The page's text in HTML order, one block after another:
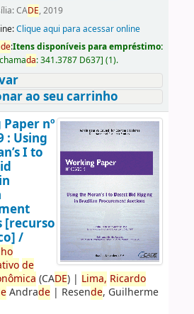
CADE, 2019
Clique aqui para acessar online
de:Itens disponíveis para empréstimo:
da:341.3787 D637] (1).
ao seu carrinho
nº
: Using
I to
[recurso
/
de
(CADE)| Lima, Ricardo
Andrade| Resende, Guilherme